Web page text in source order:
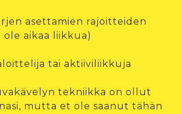
asettamien rajoitteiden
ole aikaa liikkua)
tai aktiiviliikkuja
tekniikka on ollut
mutta et ole saanut tähän